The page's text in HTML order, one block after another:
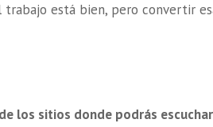
trabajo está bien, pero convertir
los sitios donde podrás